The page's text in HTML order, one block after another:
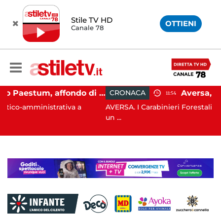
Stile TV HD
Canale 78 OTTIENI
Capaccio Paestum, affondo di Forza Italia: "Paolino è arrivato al capolinea"
a
CRONACA 11:54
AVERSA. I Carabinieri Forestali di Marcianise